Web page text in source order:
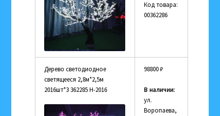
Код товара:
00362286
Дерево светодиодное
светящееся 2,8м*2,5м
2016шт*3 362285 Н-2016
98800₽
В наличии:
ул.
Воропаева,